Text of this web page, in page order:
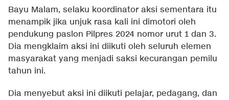
Bayu Malam, selaku koordinator aksi sementara itu
menampik jika unjuk rasa kali ini dimotori oleh
pendukung paslon Pilpres 2024 nomor urut 1 dan 3.
Dia mengklaim aksi ini diikuti oleh seluruh elemen
masyarakat yang menjadi saksi kecurangan pemilu
tahun ini.
Dia menyebut aksi ini diikuti pelajar, pedagang, dan